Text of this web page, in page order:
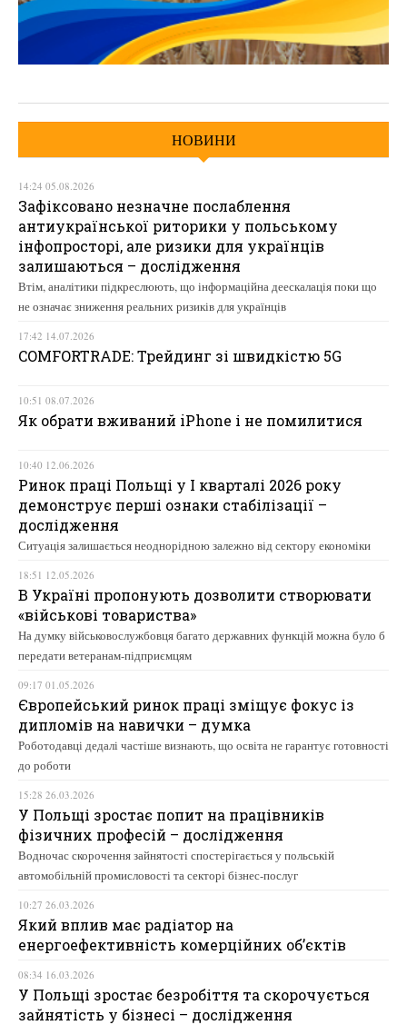
НОВИНИ
14:24 05.08.2026
Зафіксовано незначне послаблення
антиукраїнської риторики у польському
інфопросторі, але ризики для українців
залишаються – дослідження
Втім, аналітики підкреслюють, що інформаційна деескалація поки що
не означає зниження реальних ризиків для українців
17:42 14.07.2026
COMFORTRADE: Трейдинг зі швидкістю 5G
10:51 08.07.2026
Як обрати вживаний iPhone і не помилитися
10:40 12.06.2026
Ринок праці Польщі у І кварталі 2026 року
демонструє перші ознаки стабілізації –
дослідження
Ситуація залишається неоднорідною залежно від сектору економіки
18:51 12.05.2026
В Україні пропонують дозволити створювати
«військові товариства»
На думку військовослужбовця багато державних функцій можна було б
передати ветеранам-підприємцям
09:17 01.05.2026
Європейський ринок праці зміщує фокус із
дипломів на навички – думка
Роботодавці дедалі частіше визнають, що освіта не гарантує готовності
до роботи
15:28 26.03.2026
У Польщі зростає попит на працівників
фізичних професій – дослідження
Водночас скорочення зайнятості спостерігається у польській
автомобільній промисловості та секторі бізнес-послуг
10:27 26.03.2026
Який вплив має радіатор на
енергоефективність комерційних об’єктів
08:34 16.03.2026
У Польщі зростає безробіття та скорочується
зайнятість у бізнесі – дослідження